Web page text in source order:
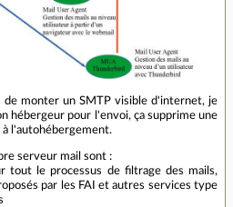
de monter un SMTP visible d'internet, je
hébergeur pour l'envoi, ça supprime une
à l'autohébergement.
serveur mail sont :
tout le processus de filtrage des mails,
par les FAI et autres services type